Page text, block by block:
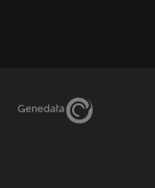
Genedata Link